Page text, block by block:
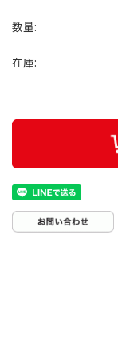
数量:
在庫: